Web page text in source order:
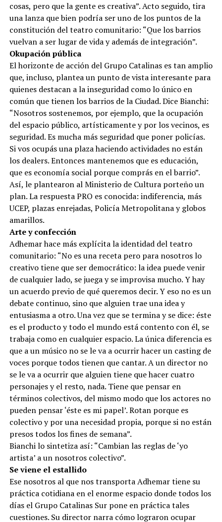
cosas, pero que la gente es creativa”. Acto seguido, tira
una lanza que bien podría ser uno de los puntos de la
constitución del teatro comunitario: “Que los barrios
vuelvan a ser lugar de vida y además de integración”.
Okupación pública
El horizonte de acción del Grupo Catalinas es tan amplio
que, incluso, plantea un punto de vista interesante para
quienes destacan a la inseguridad como lo único en
común que tienen los barrios de la Ciudad. Dice Bianchi:
“Nosotros sostenemos, por ejemplo, que la ocupación
del espacio público, artísticamente y por los vecinos, es
seguridad. Es mucha más seguridad que poner policías.
Si vos ocupás una plaza haciendo actividades no están
los dealers. Entonces mantenemos que es educación,
que es economía social porque comprás en el barrio”.
Así, le plantearon al Ministerio de Cultura porteño un
plan. La respuesta PRO es conocida: indiferencia, más
UCEP, plazas enrejadas, Policía Metropolitana y globos
amarillos.
Arte y confección
Adhemar hace más explícita la identidad del teatro
comunitario: “No es una receta pero para nosotros lo
creativo tiene que ser democrático: la idea puede venir
de cualquier lado, se juega y se improvisa mucho. Y hay
un acuerdo previo de qué queremos decir. Y eso no es un
debate continuo, sino que alguien trae una idea y
entusiasma a otro. Una vez que se termina y se dice: éste
es el producto y todo el mundo está contento con él, se
trabaja como en cualquier espacio. La única diferencia es
que a un músico no se le va a ocurrir hacer un casting de
voces porque todos tienen que cantar. A un director no
se le va a ocurrir que alguien tiene que hacer cuatro
personajes y el resto, nada. Tiene que pensar en
términos colectivos, del mismo modo que los actores no
pueden pensar ‘éste es mi papel’. Rotan porque es
colectivo y por una necesidad propia, porque si no están
presos todos los fines de semana”.
Bianchi lo sintetiza así: “Cambian las reglas de ‘yo
artista’ a un nosotros colectivo”.
Se viene el estallido
Ese nosotros al que nos transporta Adhemar tiene su
práctica cotidiana en el enorme espacio donde todos los
días el Grupo Catalinas Sur pone en práctica tales
cuestiones. Su director narra cómo lograron ocupar